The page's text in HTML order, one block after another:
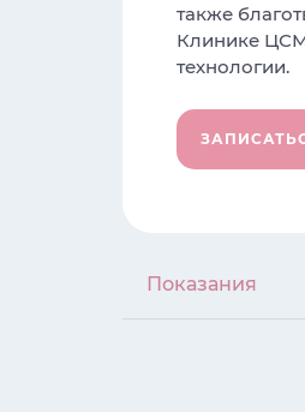
также
Клинике
технологии.
Показания